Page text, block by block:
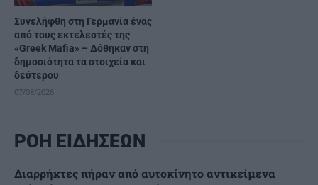
Συνελήφθη στη Γερμανία ένας
από τους εκτελεστές της
«Greek Mafia» – Δόθηκαν στη
δημοσιότητα τα στοιχεία και
δεύτερου
07/08/2026
ΡΟΗ ΕΙΔΗΣΕΩΝ
Διαρρήκτες πήραν από αυτοκίνητο αντικείμενα